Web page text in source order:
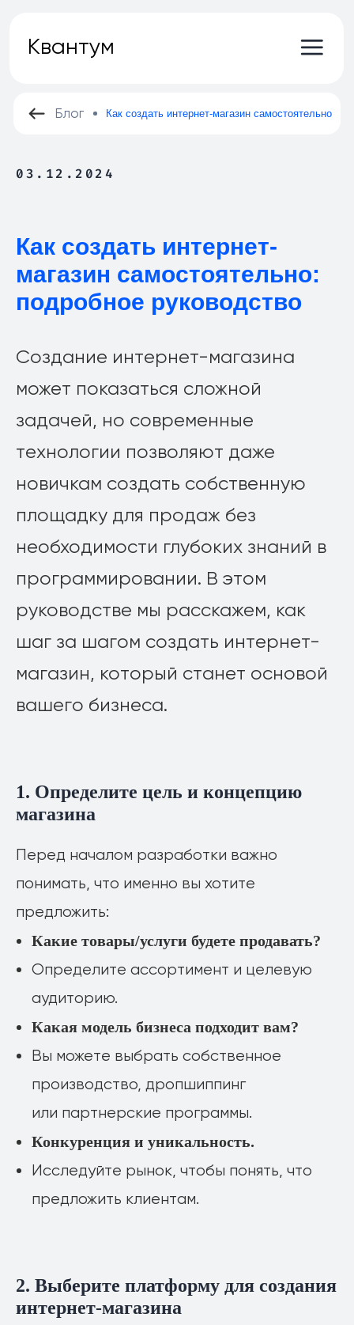
ㅤПроекты
03.12.2024
Как создать интернет-
магазин самостоятельно:
подробное руководство
Создание интернет-магазина
может показаться сложной
задачей, но современные
технологии позволяют даже
новичкам создать собственную
площадку для продаж без
необходимости глубоких знаний в
программировании. В этом
руководстве мы расскажем, как
шаг за шагом создать интернет-
магазин, который станет основой
вашего бизнеса.
1. Определите цель и концепцию
магазина
Перед началом разработки важно
понимать, что именно вы хотите
предложить:
Какие товары/услуги будете продавать?
Определите ассортимент и целевую
аудиторию.
Какая модель бизнеса подходит вам?
Вы можете выбрать собственное
производство, дропшиппинг
или партнерские программы.
Конкуренция и уникальность.
Исследуйте рынок, чтобы понять, что
предложить клиентам.
2. Выберите платформу для создания
интернет-магазина